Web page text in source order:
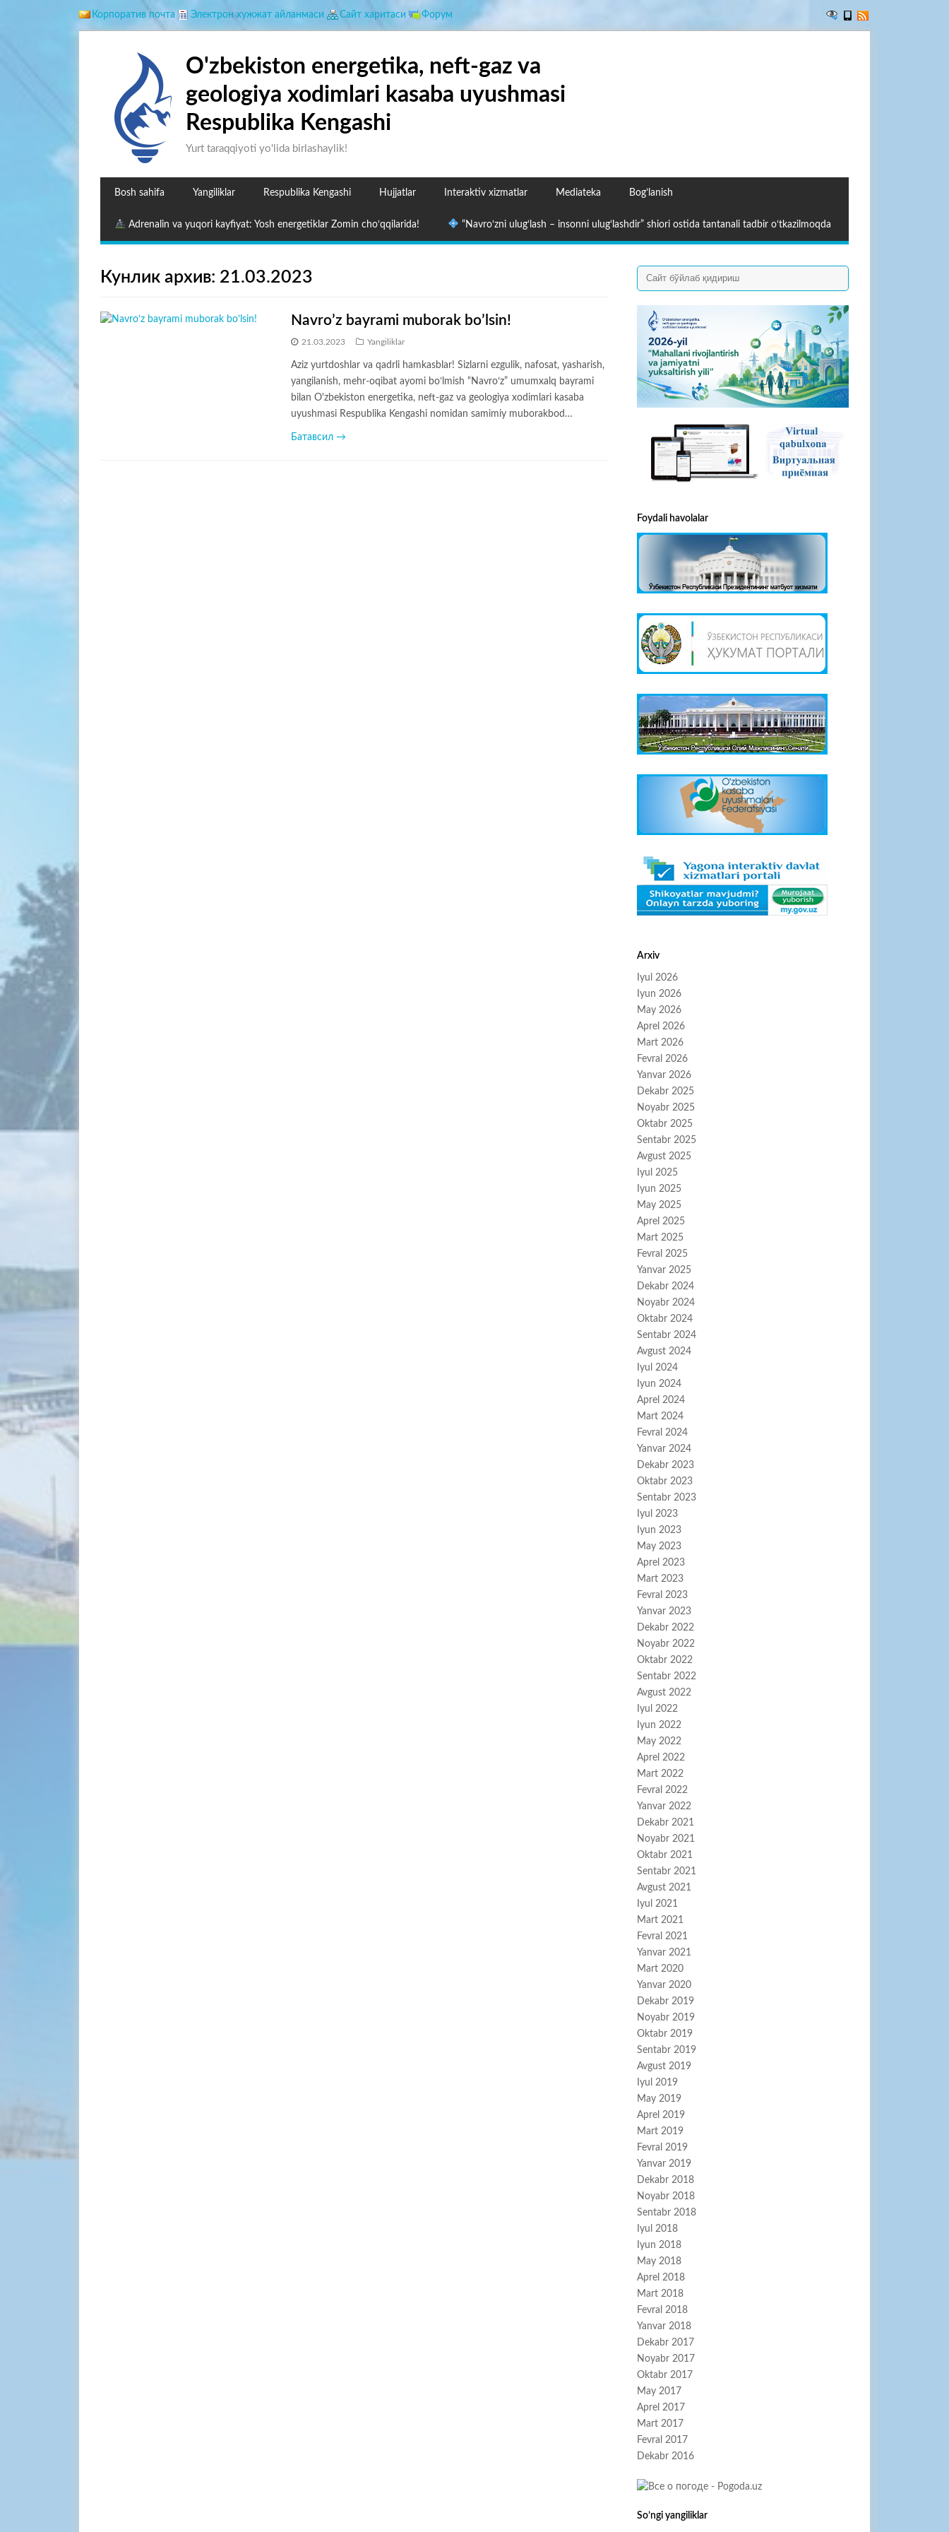
Корпоратив почта Электрон хужжат айланмаси Сайт харитаси Форум
O'zbekiston energetika, neft-gaz va
geologiya xodimlari kasaba uyushmasi
Respublika Kengashi
Yurt taraqqiyoti yo'lida birlashaylik!
Bosh sahifa Yangiliklar Respublika Kengashi Hujjatlar Interaktiv xizmatlar Mediateka Bog’lanish
Adrenalin va yuqori kayfiyat: Yosh energetiklar Zomin cho‘qqilarida! “Navro‘zni ulug‘lash – insonni ulug‘lashdir” shiori ostida tantanali tadbir o‘tkazilmoqda
Кунлик архив: 21.03.2023
Navro’z bayrami muborak bo’lsin!
21.03.2023 Yangiliklar
Aziz yurtdoshlar va qadrli hamkasblar! Sizlarni ezgulik, nafosat, yasharish,
yangilanish, mehr-oqibat ayomi boʻlmish “Navroʻz” umumxalq bayrami
bilan O'zbekiston energetika, neft-gaz va geologiya xodimlari kasaba
uyushmasi Respublika Kengashi nomidan samimiy muborakbod…
Батавсил →
Foydali havolalar
Arxiv
Iyul 2026
Iyun 2026
May 2026
Aprel 2026
Mart 2026
Fevral 2026
Yanvar 2026
Dekabr 2025
Noyabr 2025
Oktabr 2025
Sentabr 2025
Avgust 2025
Iyul 2025
Iyun 2025
May 2025
Aprel 2025
Mart 2025
Fevral 2025
Yanvar 2025
Dekabr 2024
Noyabr 2024
Oktabr 2024
Sentabr 2024
Avgust 2024
Iyul 2024
Iyun 2024
Aprel 2024
Mart 2024
Fevral 2024
Yanvar 2024
Dekabr 2023
Oktabr 2023
Sentabr 2023
Iyul 2023
Iyun 2023
May 2023
Aprel 2023
Mart 2023
Fevral 2023
Yanvar 2023
Dekabr 2022
Noyabr 2022
Oktabr 2022
Sentabr 2022
Avgust 2022
Iyul 2022
Iyun 2022
May 2022
Aprel 2022
Mart 2022
Fevral 2022
Yanvar 2022
Dekabr 2021
Noyabr 2021
Oktabr 2021
Sentabr 2021
Avgust 2021
Iyul 2021
Mart 2021
Fevral 2021
Yanvar 2021
Mart 2020
Yanvar 2020
Dekabr 2019
Noyabr 2019
Oktabr 2019
Sentabr 2019
Avgust 2019
Iyul 2019
May 2019
Aprel 2019
Mart 2019
Fevral 2019
Yanvar 2019
Dekabr 2018
Noyabr 2018
Sentabr 2018
Iyul 2018
Iyun 2018
May 2018
Aprel 2018
Mart 2018
Fevral 2018
Yanvar 2018
Dekabr 2017
Noyabr 2017
Oktabr 2017
May 2017
Aprel 2017
Mart 2017
Fevral 2017
Dekabr 2016
So’ngi yangiliklar